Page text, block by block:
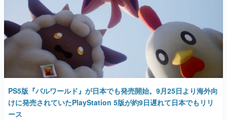
PS5版『パルワールド』が日本でも発売開始。9月25日より海外向
けに発売されていたPlayStation 5版が約9日遅れて日本でもリリ
ース